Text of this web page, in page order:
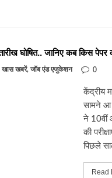
घोषित.. जानिए कब किस पेपर
खास खबरें, जॉब एंड एजुकेशन 0
केंद्रीय
सामने आ
ने 10वीं
की
पिछले
Read